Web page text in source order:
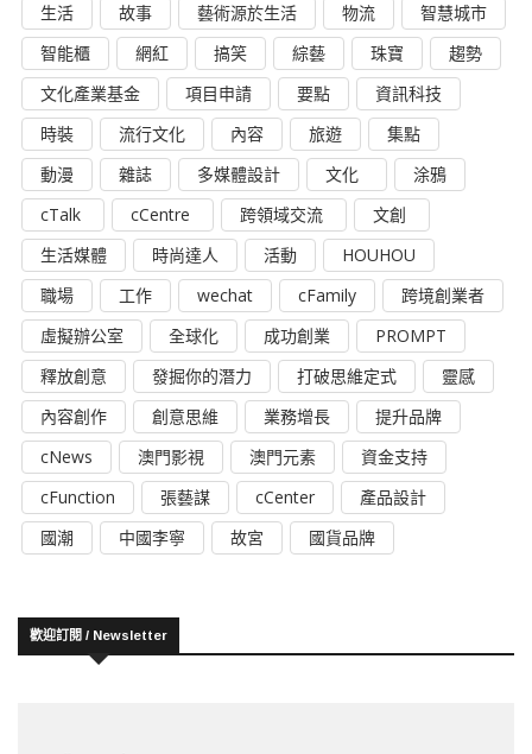
生活
故事 藝術源於生活 物流
智慧城市
智能櫃
網紅 搞笑 綜藝 珠寶
趨勢
文化產業基金
項目申請 要點
資訊科技
時裝
流行文化 內容 旅遊
集點
動漫
雜誌 多媒體設計 文化
涂鴉
cTalk
cCentre 跨領域交流
文創
生活媒體
時尚達人 活動
HOUHOU
職場
工作 wechat cFamily
跨境創業者
虛擬辦公室
全球化 成功創業
PROMPT
釋放創意
發掘你的潛力 打破思維定式
靈感
內容創作
創意思維 業務增長
提升品牌
cNews
澳門影視 澳門元素
資金支持
cFunction
張藝謀 cCenter
產品設計
國潮
中國李寧 故宮 國貨品牌
歡迎訂閱 / Newsletter